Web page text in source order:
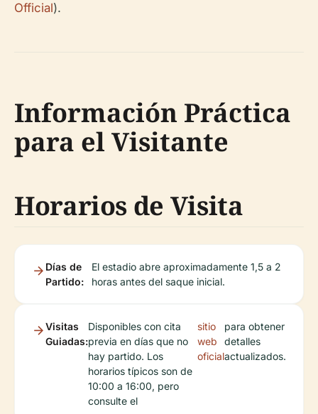
Official).
Información Práctica
para el Visitante
Horarios de Visita
Días de
Partido:
El estadio abre aproximadamente 1,5 a 2
horas antes del saque inicial.
Visitas
Guiadas:
Disponibles con cita
previa en días que no
hay partido. Los
horarios típicos son de
10:00 a 16:00, pero
consulte el
sitio
web
oficial
para obtener
detalles
actualizados.